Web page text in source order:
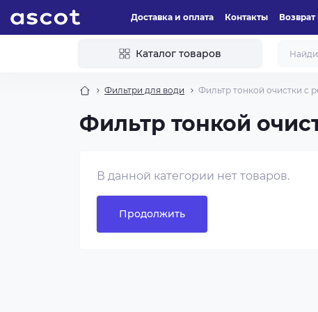
Доставка и оплата Контакты
Каталог товаров
Фильтри для води Фильтр тонкой очистки с
Фильтр тонкой
В данной категории нет товаров.
Продолжить